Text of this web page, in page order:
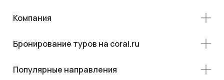
Компания
Бронирование туров на coral.ru
Популярные направления